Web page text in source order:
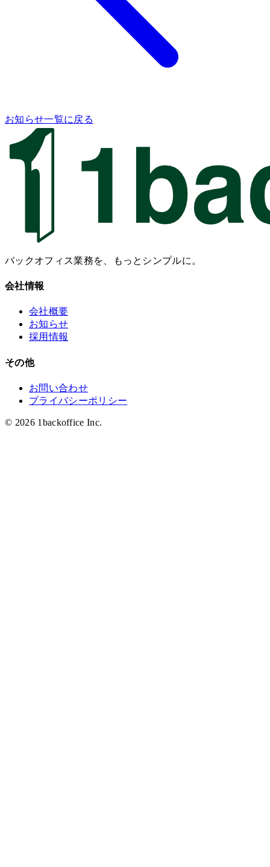
お知らせ一覧に戻る
バックオフィス業務を、もっとシンプルに。
会社情報
会社概要
お知らせ
採用情報
その他
お問い合わせ
プライバシーポリシー
© 2026 1backoffice Inc.